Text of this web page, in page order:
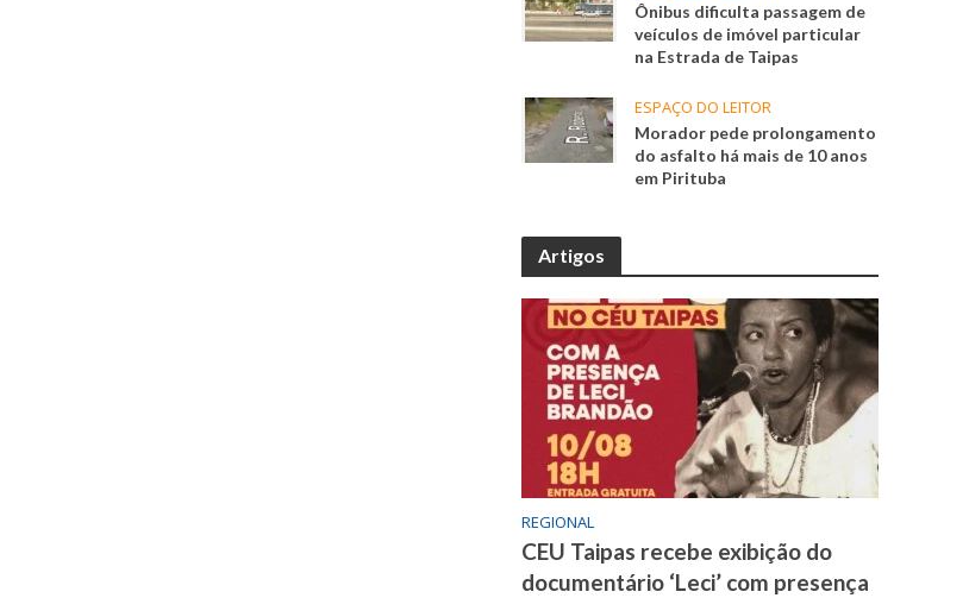
Ônibus dificulta passagem de
veículos de imóvel particular
na Estrada de Taipas
ESPAÇO DO LEITOR
Morador pede prolongamento
do asfalto há mais de 10 anos
em Pirituba
Artigos
REGIONAL
CEU Taipas recebe exibição do
documentário ‘Leci’ com presença